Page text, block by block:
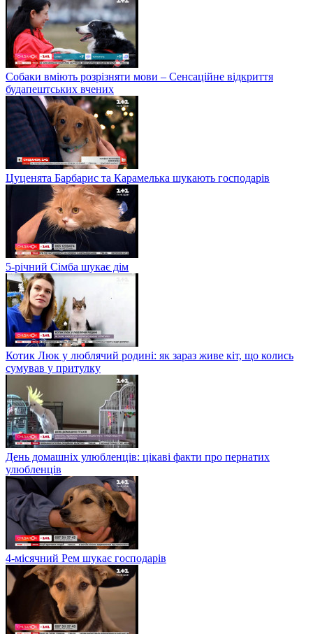
Собаки вміють розрізняти мови – Сенсаційне відкриття
будапештських вчених
Цуценята Барбарис та Карамелька шукають господарів
5-річний Сімба шукає дім
Котик Люк у люблячий родині: як зараз живе кіт, що колись
сумував у притулку
День домашніх улюбленців: цікаві факти про пернатих
улюбленців
4-місячний Рем шукає господарів